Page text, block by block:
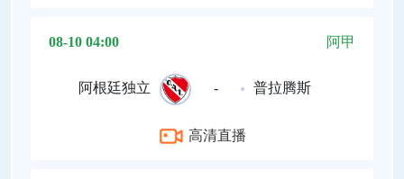
08-10 04:00 阿甲
阿根廷独立 - 普拉腾斯
高清直播